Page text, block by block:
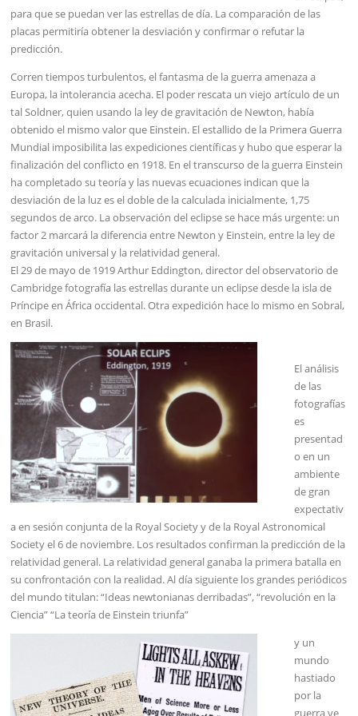
para que se puedan ver las estrellas de día. La comparación de las
placas permitiría obtener la desviación y confirmar o refutar la
predicción.
Corren tiempos turbulentos, el fantasma de la guerra amenaza a
Europa, la intolerancia acecha. El poder rescata un viejo artículo de un
tal Soldner, quien usando la ley de gravitación de Newton, había
obtenido el mismo valor que Einstein. El estallido de la Primera Guerra
Mundial imposibilita las expediciones científicas y hubo que esperar la
finalización del conflicto en 1918. En el transcurso de la guerra Einstein
ha completado su teoría y las nuevas ecuaciones indican que la
desviación de la luz es el doble de la calculada inicialmente, 1,75
segundos de arco. La observación del eclipse se hace más urgente: un
factor 2 marcará la diferencia entre Newton y Einstein, entre la ley de
gravitación universal y la relatividad general.
El 29 de mayo de 1919 Arthur Eddington, director del observatorio de
Cambridge fotografía las estrellas durante un eclipse desde la isla de
Príncipe en África occidental. Otra expedición hace lo mismo en Sobral,
en Brasil.
El análisis
de las
fotografías
es
presentad
o en un
ambiente
de gran
expectativ
a en sesión conjunta de la Royal Society y de la Royal Astronomical
Society el 6 de noviembre. Los resultados confirman la predicción de la
relatividad general. La relatividad general ganaba la primera batalla en
su confrontación con la realidad. Al día siguiente los grandes periódicos
del mundo titulan: “Ideas newtonianas derribadas”, “revolución en la
Ciencia” “La teoría de Einstein triunfa”
y un
mundo
hastiado
por la
guerra ve